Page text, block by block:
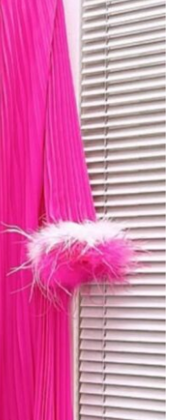
Pliseli Şifon
Kol, Uzun